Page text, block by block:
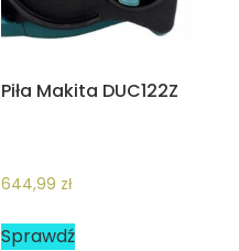
Piła Makita DUC122Z
644,99 zł
Sprawdź